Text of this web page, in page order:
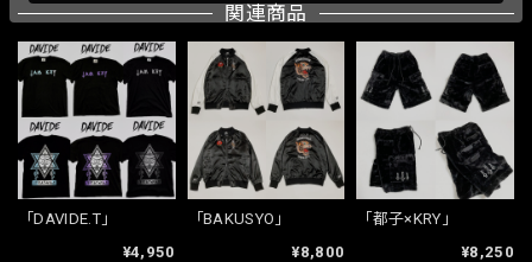
関連商品
「DAVIDE.T」
¥4,950
「BAKUSYO」
¥8,800
「都子×KRY」
¥8,250